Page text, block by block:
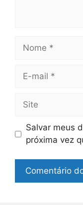
Nome
Site
Salvar meus
próxima vez